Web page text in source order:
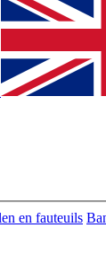
en fauteuils